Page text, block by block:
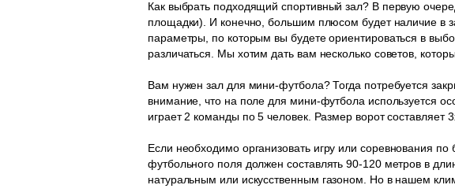
Как выбрать подходящий спортивный зал? В первую
площадки). И конечно, большим плюсом будет наличие в
параметры, по которым вы будете ориентироваться в
различаться. Мы хотим дать вам несколько советов,
Вам нужен зал для мини-футбола? Тогда потребуется
внимание, что на поле для мини-футбола используется
играет 2 команды по 5 человек. Размер ворот составляет
Если необходимо организовать игру или соревнования
футбольного поля должен составлять 90-120 метров в
натуральным или искусственным газоном. Но в нашем